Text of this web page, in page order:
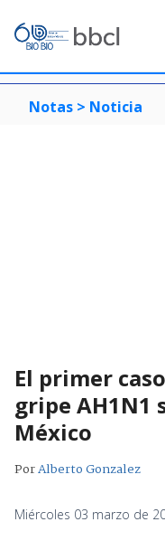
Notas > Noticia
El primer
gripe AH1N1
México
PorAlberto Gonzalez
Miércoles 03 marzo de